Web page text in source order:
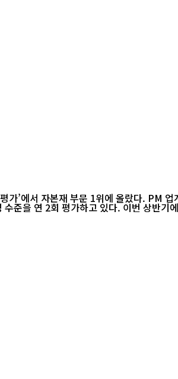
’에서 자본재 부문 1위에 올랐다. PM